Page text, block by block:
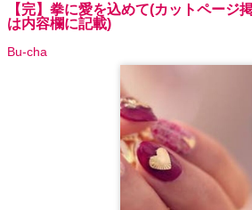
【完】拳に愛を込めて(カットページ
は内容欄に記載)
Bu-cha